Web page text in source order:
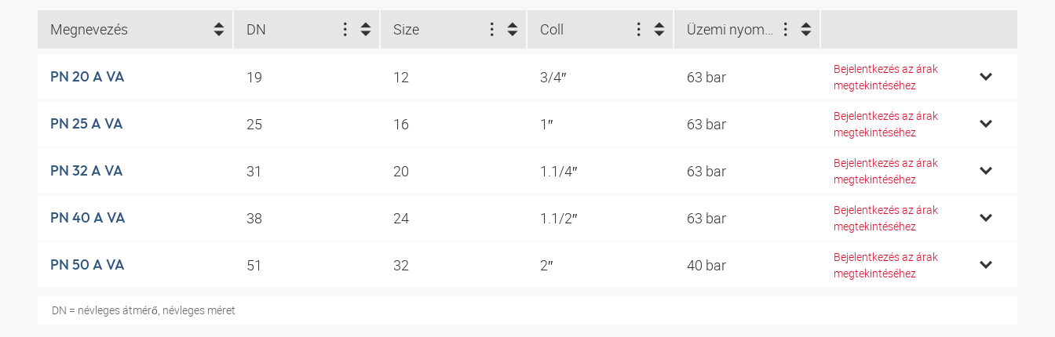
Megnevezés DN Size Coll Üzemi nyomás bar (bar)
PN 20 A VA 19 12 3/4″ 63 bar
Bejelentkezés az árak
megtekintéséhez
PN 25 A VA 25 16 1″ 63 bar
Bejelentkezés az árak
megtekintéséhez
PN 32 A VA 31 20 1.1/4″ 63 bar
Bejelentkezés az árak
megtekintéséhez
PN 40 A VA 38 24 1.1/2″ 63 bar
Bejelentkezés az árak
megtekintéséhez
PN 50 A VA 51 32 2″ 40 bar
Bejelentkezés az árak
megtekintéséhez
DN = névleges átmérő, névleges méret